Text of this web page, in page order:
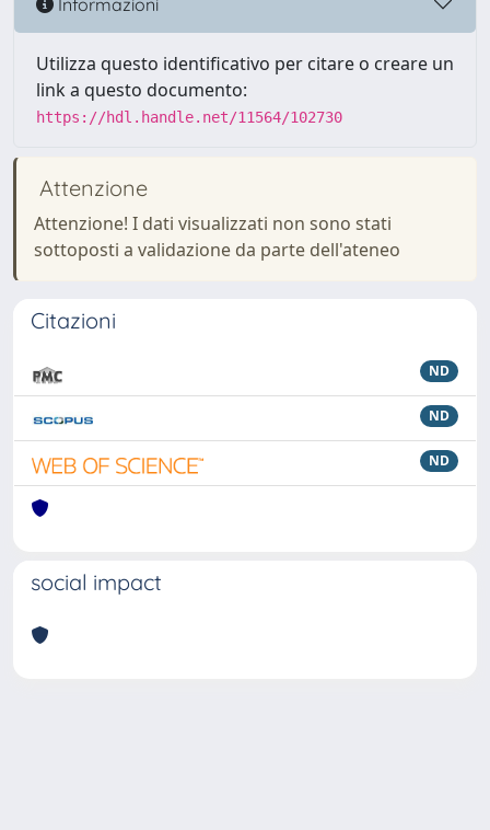
Utilizza questo identificativo per citare o creare un
link a questo documento:
https://hdl.handle.net/11564/102730
Attenzione
Attenzione! I dati visualizzati non sono stati
sottoposti a validazione da parte dell'ateneo
Citazioni
ND
ND
ND
social impact